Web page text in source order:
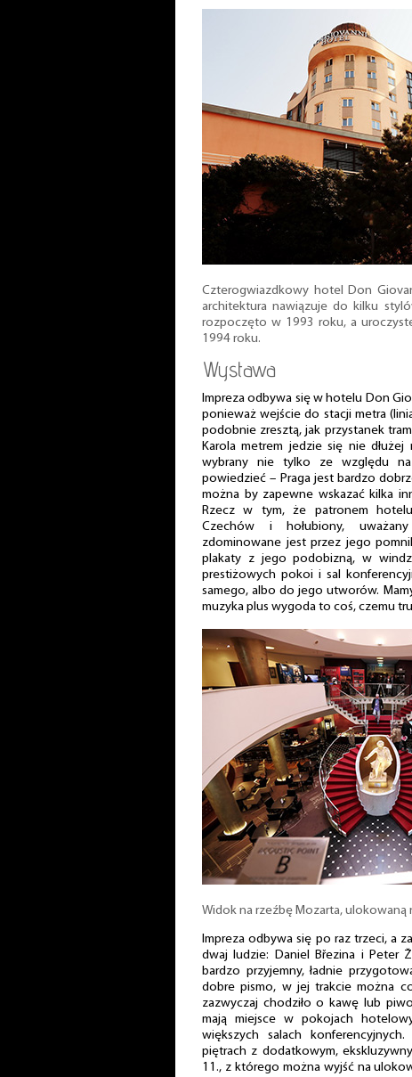
Czterogwiazdkowy hotel Don
architektura nawiązuje do kilku
rozpoczęto w 1993 roku, a
1994 roku.
Wystawa
Impreza odbywa się w hotelu Don
ponieważ wejście do stacji metra
podobnie zresztą, jak przystanek
Karola metrem jedzie się nie
wybrany nie tylko ze względu
powiedzieć – Praga jest bardzo
można by zapewne wskazać kilka
Rzecz w tym, że patronem
Czechów i hołubiony,
zdominowane jest przez jego
plakaty z jego podobizną, w
prestiżowych pokoi i sal
samego, albo do jego utworów.
muzyka plus wygoda to coś, czemu
Widok na rzeźbę Mozarta, ulokowaną
Impreza odbywa się po raz trzeci, a
dwaj ludzie: Daniel Březina i Peter
bardzo przyjemny, ładnie
dobre pismo, w jej trakcie można
zazwyczaj chodziło o kawę lub
mają miejsce w pokojach
większych salach
piętrach z dodatkowym,
11., z którego można wyjść na